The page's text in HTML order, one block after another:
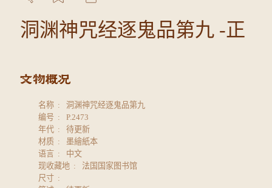
洞渊神咒经逐鬼品第九 -正
名称
洞渊神咒经逐鬼品第九
编号
P.2473
年代
待更新
材质
墨繪紙本
语言
中文
现收藏地
法国国家图书馆
尺寸